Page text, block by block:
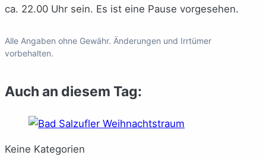
ca. 22.00 Uhr sein. Es ist eine Pause vorgesehen.
Alle Angaben ohne Gewähr. Änderungen und Irrtümer
vorbehalten.
Auch an diesem Tag:
Keine Kategorien